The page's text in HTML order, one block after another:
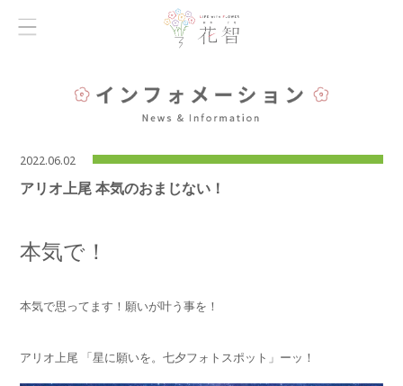
2022.06.02
アリオ上尾 本気のおまじない！
本気で！
本気で思ってます！願いが叶う事を！
アリオ上尾 「星に願いを。七夕フォトスポット」ーッ！